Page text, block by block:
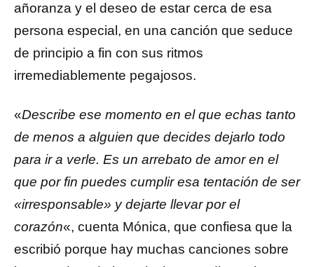
añoranza y el deseo de estar cerca de esa
persona especial, en una canción que seduce
de principio a fin con sus ritmos
irremediablemente pegajosos.
«Describe ese momento en el que echas tanto
de menos a alguien que decides dejarlo todo
para ir a verle. Es un arrebato de amor en el
que por fin puedes cumplir esa tentación de ser
«irresponsable» y dejarte llevar por el
corazón«, cuenta Mónica, que confiesa que la
escribió porque hay muchas canciones sobre